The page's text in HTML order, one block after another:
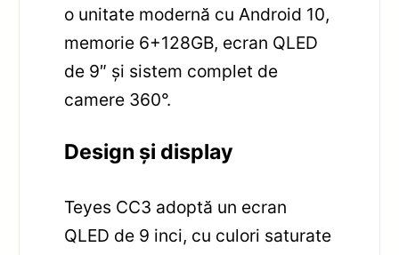
o unitate modernă cu Android 10,
memorie 6+128GB, ecran QLED
de 9″ și sistem complet de
camere 360°.
Design și display
Teyes CC3 adoptă un ecran
QLED de 9 inci, cu culori saturate